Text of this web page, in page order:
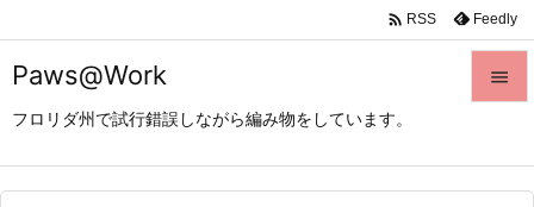
Paws@Work
フロリダ州で試行錯誤しながら編み物をしています。


 RSS Feedly